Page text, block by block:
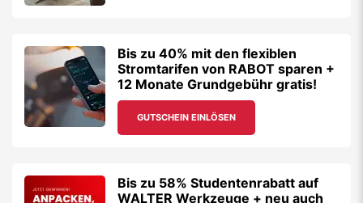
Bis zu 40% mit den flexiblen
Stromtarifen von RABOT sparen +
12 Monate Grundgebühr gratis!
GUTSCHEIN EINLÖSEN
Bis zu 58% Studentenrabatt auf
WALTER Werkzeuge + neu auch